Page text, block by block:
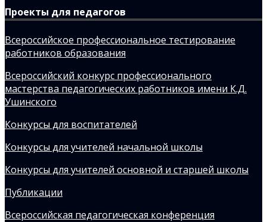
Проекты для педагогов
Всероссийское профессиональное тестирование
работников образования
Всероссийский конкурс профессионального
мастерства педагогических работников имени К.Д.
Ушинского
Конкурсы для воспитателей
Конкурсы для учителей начальной школы
Конкурсы для учителей основной и старшей школы
Публикации
Всероссийская педагогическая конференция